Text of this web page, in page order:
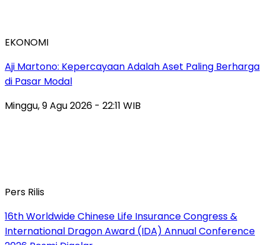
EKONOMI
Aji Martono: Kepercayaan Adalah Aset Paling Berharga
di Pasar Modal
Minggu, 9 Agu 2026 - 22:11 WIB
Pers Rilis
16th Worldwide Chinese Life Insurance Congress &
International Dragon Award (IDA) Annual Conference